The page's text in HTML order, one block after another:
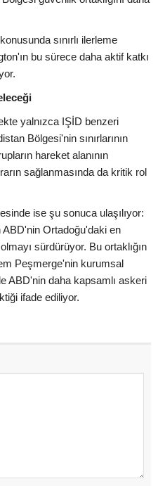
sınırlı ilerleme
bu sürece daha aktif katkı
yalnızca IŞİD benzeri
Bölgesi'nin sınırlarının
hareket alanının
sağlanmasında da kritik rol
ise şu sonuca ulaşılıyor:
Ortadoğu'daki en
sürdürüyor. Bu ortaklığın
Peşmerge'nin kurumsal
ABD'nin daha kapsamlı askeri
ifade ediliyor.